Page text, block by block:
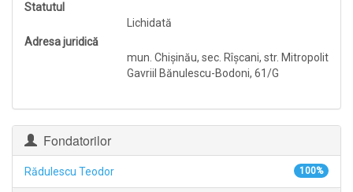
Statutul
Lichidată
Adresa juridică
mun. Chişinău, sec. Rîşcani, str. Mitropolit
Gavriil Bănulescu-Bodoni, 61/G
Fondatorilor
Rădulescu Teodor 100%